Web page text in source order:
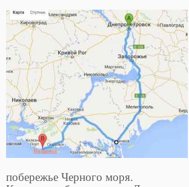
побережье Черного моря.